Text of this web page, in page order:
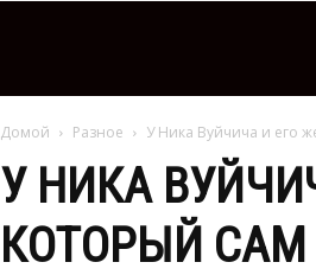
Домой Разное У Ника Вуйчича и его
У НИКА
КОТОРЫЙ САМ